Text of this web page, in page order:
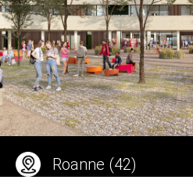
Roanne (42)